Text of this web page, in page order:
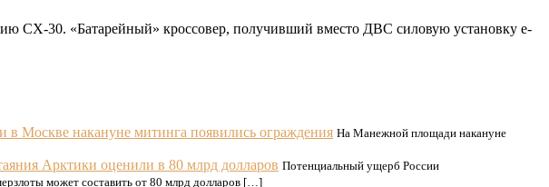
CX-30. «Батарейный» кроссовер, получивший вместо ДВС силовую установку e-
Москве накануне митинга появились ограждения На Манежной площади накануне
Арктики оценили в 80 млрд долларов Потенциальный ущерб России
может составить от 80 млрд долларов […]